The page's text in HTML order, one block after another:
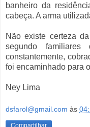
banheiro da
cabeça. A arma
Não existe certeza
segundo
constantemente,
foi encaminhado para
Ney Lima
dsfarol@gmail.com às